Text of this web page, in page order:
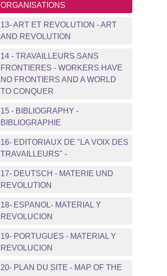
ORGANISATIONS
13- ART ET REVOLUTION - ART
AND REVOLUTION
14 - TRAVAILLEURS SANS
FRONTIERES - WORKERS HAVE
NO FRONTIERS AND A WORLD
TO CONQUER
15 - BIBLIOGRAPHY -
BIBLIOGRAPHIE
16- EDITORIAUX DE "LA VOIX DES
TRAVAILLEURS" -
17- DEUTSCH - MATERIE UND
REVOLUTION
18- ESPANOL- MATERIAL Y
REVOLUCION
19- PORTUGUES - MATERIAL Y
REVOLUCION
20- PLAN DU SITE - MAP OF THE